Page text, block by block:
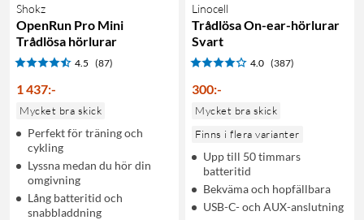
Shokz
OpenRun Pro Mini
Trådlösa hörlurar
4.5 (87)
1 437:-
Mycket bra skick
Perfekt för träning och
cykling
Lyssna medan du hör din
omgivning
Lång batteritid och
snabbladdning
Linocell
Trådlösa On-ear-hörlurar
Svart
4.0 (387)
300:-
Mycket bra skick
Finns i flera varianter
Upp till 50 timmars
batteritid
Bekväma och hopfällbara
USB-C- och AUX-anslutning